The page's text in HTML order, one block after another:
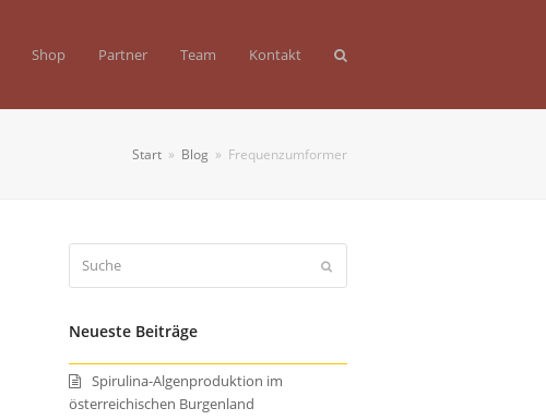
Shop Partner Team Kontakt
Start » Blog » Frequenzumformer
Neueste Beiträge
Spirulina-Algenproduktion im
österreichischen Burgenland